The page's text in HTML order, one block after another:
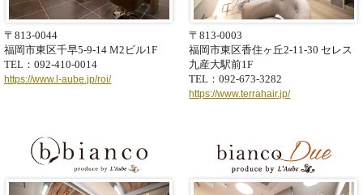
〒813-0044
福岡市東区千早5-9-14 M2ビル1F
TEL：092-410-0014
https://www.l-aube.jp/roi/
〒813-0003
福岡市東区香住ヶ丘2-11-30 セレス
九産大駅前1F
TEL：092-673-3282
https://www.terrahair.jp/